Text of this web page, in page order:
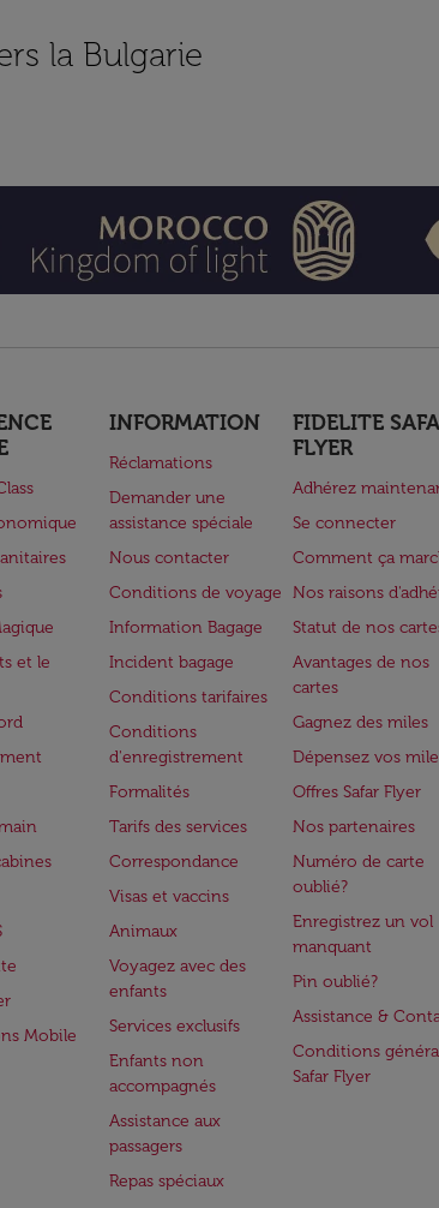
la Bulgarie
et le
Mobile
INFORMATION
Réclamations
Demander une
assistance spéciale
Nous contacter
Conditions de voyage
Information Bagage
Incident bagage
Conditions tarifaires
Conditions
d'enregistrement
Formalités
Tarifs des services
Correspondance
Visas et vaccins
Animaux
Voyagez avec des
enfants
Services exclusifs
Enfants non
accompagnés
Assistance aux
passagers
Repas spéciaux
FIDELITE
FLYER
Adhérez
Se connecter
Comment ça
Nos raisons
Statut de nos
Avantages de nos
cartes
Gagnez des miles
Dépensez vos
Offres Safar Flyer
Nos partenaires
Numéro de carte
oublié?
Enregistrez un vol
manquant
Pin oublié?
Assistance &
Conditions
Safar Flyer